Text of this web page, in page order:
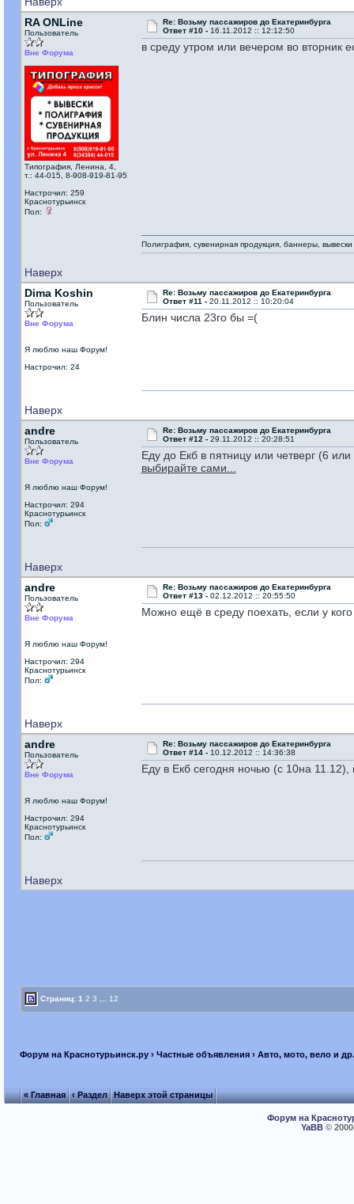
RA ONLine
Пользователь
Вне Форума
Типография, Ленина, 4,
т.: 44-015, 8-908-919-81-95
Настрочил: 259
Краснотурьинск
Пол:
Re: Возьму пассажиров до Екатеринбурга
Ответ #10 - 16.11.2012 :: 12:12:50
в среду утром или вечером во вторник
Наверх
Полиграфия, сувенирная продукция, баннеры, вывески
Dima Koshin
Пользователь
Вне Форума
Я люблю наш Форум!
Настрочил: 24
Re: Возьму пассажиров до Екатеринбурга
Ответ #11 - 20.11.2012 :: 10:20:04
Блин числа 23го бы =(
Наверх
andre
Пользователь
Вне Форума
Я люблю наш Форум!
Настрочил: 294
Краснотурьинск
Пол:
Re: Возьму пассажиров до Екатеринбурга
Ответ #12 - 29.11.2012 :: 20:28:51
Еду до Екб в пятницу или четверг (6
выбирайте сами...
Наверх
andre
Пользователь
Вне Форума
Я люблю наш Форум!
Настрочил: 294
Краснотурьинск
Пол:
Re: Возьму пассажиров до Екатеринбурга
Ответ #13 - 02.12.2012 :: 20:55:50
Можно ещё в среду поехать, если у
Наверх
andre
Пользователь
Вне Форума
Я люблю наш Форум!
Настрочил: 294
Краснотурьинск
Пол:
Re: Возьму пассажиров до Екатеринбурга
Ответ #14 - 10.12.2012 :: 14:36:38
Еду в Екб сегодня ночью (с 10на
Наверх
Страниц: 1 2 3 12
Форум на Краснотурьинск.ру› Частные объявления› Авто, мото, вело и
« Главная ‹ Раздел Наверх этой страницы
Форум на
YaBB©